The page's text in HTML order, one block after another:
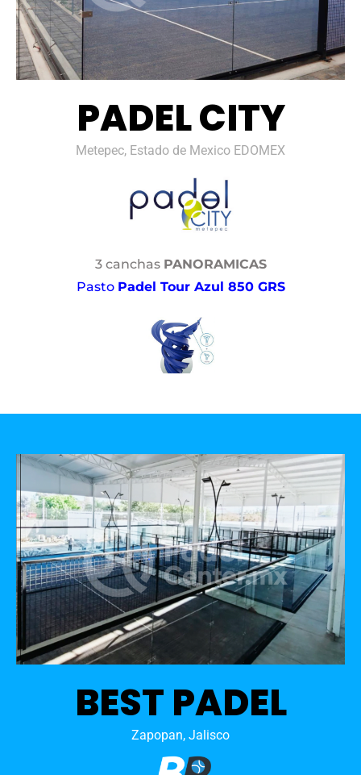
PADEL CITY
Metepec, Estado de Mexico EDOMEX
3 canchas PANORAMICAS
Pasto Padel Tour Azul 850 GRS
BEST PADEL
Zapopan, Jalisco